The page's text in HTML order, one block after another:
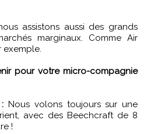
assistons aussi des grands
marginaux. Comme Air
exemple.
pour votre micro-compagnie
Nous volons toujours sur une
avec des Beechcraft de 8
!